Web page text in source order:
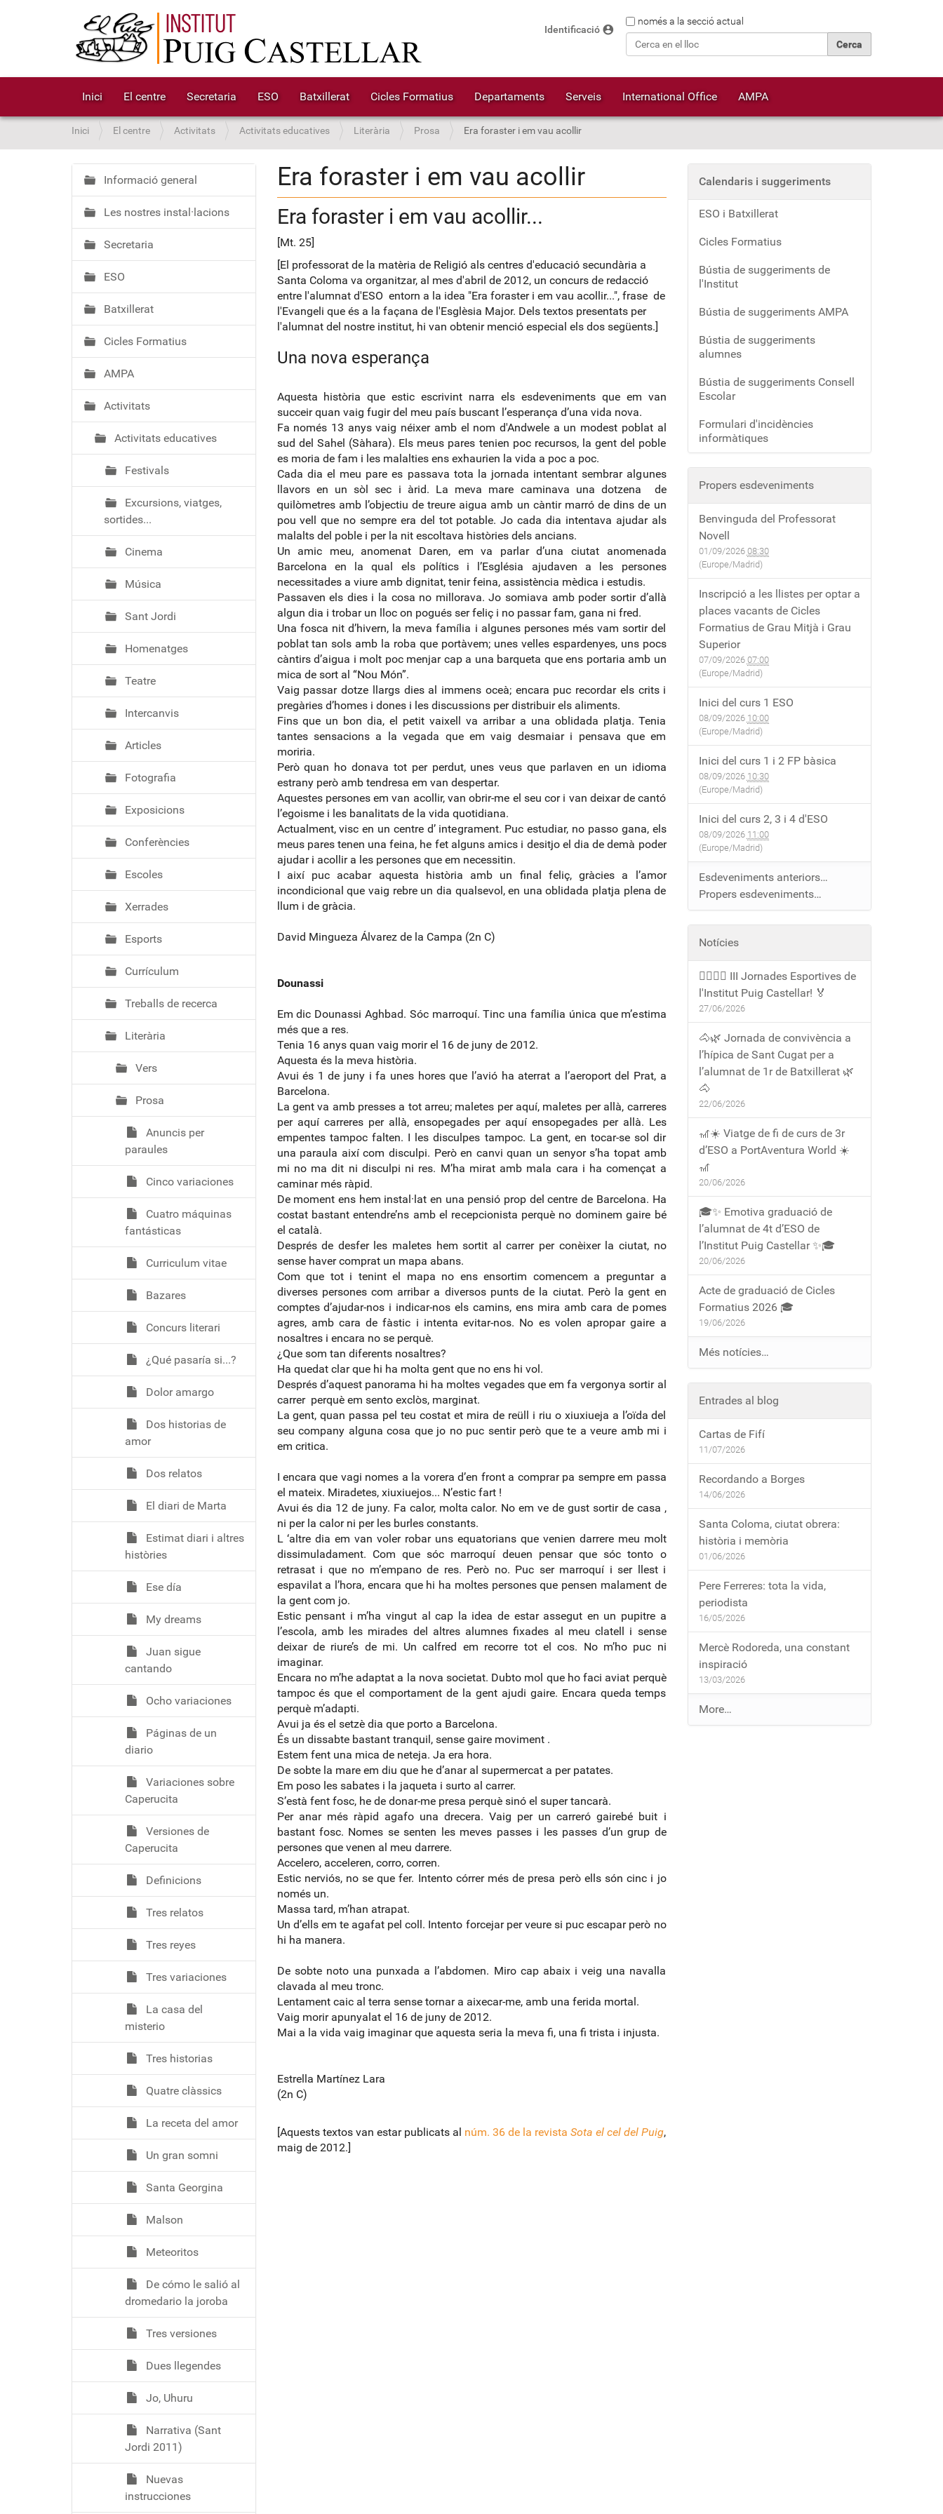
Cercanomés a la secció actual
Identificació account_circle
Inici El centre Secretaria ESO Batxillerat Cicles Formatius Departaments Serveis International Office AMPA
S
o
u
:
Inici El centre Activitats Activitats educatives Literària Prosa Era foraster i em vau acollir
Era foraster i em vau acollir
Era foraster i em vau acollir...
[Mt. 25]
[El professorat de la matèria de Religió als centres d'educació secundària a
Santa Coloma va organitzar, al mes d'abril de 2012, un concurs de redacció
entre l'alumnat d'ESO entorn a la idea "Era foraster i em vau acollir...", frase de
l'Evangeli que és a la façana de l'Esglèsia Major. Dels textos presentats per
l'alumnat del nostre institut, hi van obtenir menció especial els dos següents.]
Una nova esperança
Aquesta història que estic escrivint narra els esdeveniments que em van
succeir quan vaig fugir del meu país buscant l’esperança d’una vida nova.
Fa només 13 anys vaig néixer amb el nom d'Andwele a un modest poblat al
sud del Sahel (Sàhara). Els meus pares tenien poc recursos, la gent del poble
es moria de fam i les malalties ens exhaurien la vida a poc a poc.
Cada dia el meu pare es passava tota la jornada intentant sembrar algunes
llavors en un sòl sec i àrid. La meva mare caminava una dotzena de
quilòmetres amb l’objectiu de treure aigua amb un càntir marró de dins de un
pou vell que no sempre era del tot potable. Jo cada dia intentava ajudar als
malalts del poble i per la nit escoltava històries dels ancians.
Un amic meu, anomenat Daren, em va parlar d’una ciutat anomenada
Barcelona en la qual els polítics i l’Església ajudaven a les persones
necessitades a viure amb dignitat, tenir feina, assistència mèdica i estudis.
Passaven els dies i la cosa no millorava. Jo somiava amb poder sortir d’allà
algun dia i trobar un lloc on pogués ser feliç i no passar fam, gana ni fred.
Una fosca nit d’hivern, la meva família i algunes persones més vam sortir del
poblat tan sols amb la roba que portàvem; unes velles espardenyes, uns pocs
càntirs d’aigua i molt poc menjar cap a una barqueta que ens portaria amb un
mica de sort al “Nou Món”.
Vaig passar dotze llargs dies al immens oceà; encara puc recordar els crits i
pregàries d’homes i dones i les discussions per distribuir els aliments.
Fins que un bon dia, el petit vaixell va arribar a una oblidada platja. Tenia
tantes sensacions a la vegada que em vaig desmaiar i pensava que em
moriria.
Però quan ho donava tot per perdut, unes veus que parlaven en un idioma
estrany però amb tendresa em van despertar.
Aquestes persones em van acollir, van obrir-me el seu cor i van deixar de cantó
l’egoisme i les banalitats de la vida quotidiana.
Actualment, visc en un centre d’ integrament. Puc estudiar, no passo gana, els
meus pares tenen una feina, he fet alguns amics i desitjo el dia de demà poder
ajudar i acollir a les persones que em necessitin.
I així puc acabar aquesta història amb un final feliç, gràcies a l’amor
incondicional que vaig rebre un dia qualsevol, en una oblidada platja plena de
llum i de gràcia.
David Mingueza Álvarez de la Campa (2n C)
Dounassi
Em dic Dounassi Aghbad. Sóc marroquí. Tinc una família única que m’estima
més que a res.
Tenia 16 anys quan vaig morir el 16 de juny de 2012.
Aquesta és la meva història.
Avui és 1 de juny i fa unes hores que l’avió ha aterrat a l’aeroport del Prat, a
Barcelona.
La gent va amb presses a tot arreu; maletes per aquí, maletes per allà, carreres
per aquí carreres per allà, ensopegades per aquí ensopegades per allà. Les
empentes tampoc falten. I les disculpes tampoc. La gent, en tocar-se sol dir
una paraula així com disculpi. Però en canvi quan un senyor s’ha topat amb
mi no ma dit ni disculpi ni res. M’ha mirat amb mala cara i ha començat a
caminar més ràpid.
De moment ens hem instal·lat en una pensió prop del centre de Barcelona. Ha
costat bastant entendre’ns amb el recepcionista perquè no dominem gaire bé
el català.
Després de desfer les maletes hem sortit al carrer per conèixer la ciutat, no
sense haver comprat un mapa abans.
Com que tot i tenint el mapa no ens ensortim comencem a preguntar a
diverses persones com arribar a diversos punts de la ciutat. Però la gent en
comptes d’ajudar-nos i indicar-nos els camins, ens mira amb cara de pomes
agres, amb cara de fàstic i intenta evitar-nos. No es volen apropar gaire a
nosaltres i encara no se perquè.
¿Que som tan diferents nosaltres?
Ha quedat clar que hi ha molta gent que no ens hi vol.
Després d’aquest panorama hi ha moltes vegades que em fa vergonya sortir al
carrer perquè em sento exclòs, marginat.
La gent, quan passa pel teu costat et mira de reüll i riu o xiuxiueja a l’oïda del
seu company alguna cosa que jo no puc sentir però que te a veure amb mi i
em critica.
I encara que vagi nomes a la vorera d’en front a comprar pa sempre em passa
el mateix. Miradetes, xiuxiuejos... N’estic fart !
Avui és dia 12 de juny. Fa calor, molta calor. No em ve de gust sortir de casa ,
ni per la calor ni per les burles constants.
L ‘altre dia em van voler robar uns equatorians que venien darrere meu molt
dissimuladament. Com que sóc marroquí deuen pensar que sóc tonto o
retrasat i que no m’empano de res. Però no. Puc ser marroquí i ser llest i
espavilat a l’hora, encara que hi ha moltes persones que pensen malament de
la gent com jo.
Estic pensant i m’ha vingut al cap la idea de estar assegut en un pupitre a
l’escola, amb les mirades del altres alumnes fixades al meu clatell i sense
deixar de riure’s de mi. Un calfred em recorre tot el cos. No m’ho puc ni
imaginar.
Encara no m’he adaptat a la nova societat. Dubto mol que ho faci aviat perquè
tampoc és que el comportament de la gent ajudi gaire. Encara queda temps
perquè m’adapti.
Avui ja és el setzè dia que porto a Barcelona.
És un dissabte bastant tranquil, sense gaire moviment .
Estem fent una mica de neteja. Ja era hora.
De sobte la mare em diu que he d’anar al supermercat a per patates.
Em poso les sabates i la jaqueta i surto al carrer.
S’està fent fosc, he de donar-me presa perquè sinó el super tancarà.
Per anar més ràpid agafo una drecera. Vaig per un carreró gairebé buit i
bastant fosc. Nomes se senten les meves passes i les passes d’un grup de
persones que venen al meu darrere.
Accelero, acceleren, corro, corren.
Estic nerviós, no se que fer. Intento córrer més de presa però ells són cinc i jo
només un.
Massa tard, m’han atrapat.
Un d’ells em te agafat pel coll. Intento forcejar per veure si puc escapar però no
hi ha manera.
De sobte noto una punxada a l’abdomen. Miro cap abaix i veig una navalla
clavada al meu tronc.
Lentament caic al terra sense tornar a aixecar-me, amb una ferida mortal.
Vaig morir apunyalat el 16 de juny de 2012.
Mai a la vida vaig imaginar que aquesta seria la meva fi, una fi trista i injusta.
Estrella Martínez Lara
(2n C)
[Aquests textos van estar publicats al núm. 36 de la revista Sota el cel del Puig,
maig de 2012.]
N
a
v
e
g
a
c
ó
Informació general
Les nostres instal·lacions
Secretaria
ESO
Batxillerat
Cicles Formatius
AMPA
Activitats
Activitats educatives
Festivals
Excursions, viatges,
sortides...
Cinema
Música
Sant Jordi
Homenatges
Teatre
Intercanvis
Articles
Fotografia
Exposicions
Conferències
Escoles
Xerrades
Esports
Currículum
Treballs de recerca
Literària
Vers
Prosa
Anuncis per
paraules
Cinco variaciones
Cuatro máquinas
fantásticas
Curriculum vitae
Bazares
Concurs literari
¿Qué pasaría si...?
Dolor amargo
Dos historias de
amor
Dos relatos
El diari de Marta
Estimat diari i altres
històries
Ese día
My dreams
Juan sigue
cantando
Ocho variaciones
Páginas de un
diario
Variaciones sobre
Caperucita
Versiones de
Caperucita
Definicions
Tres relatos
Tres reyes
Tres variaciones
La casa del
misterio
Tres historias
Quatre clàssics
La receta del amor
Un gran somni
Santa Georgina
Malson
Meteoritos
De cómo le salió al
dromedario la joroba
Tres versiones
Dues llegendes
Jo, Uhuru
Narrativa (Sant
Jordi 2011)
Nuevas
instrucciones
Calendaris i suggeriments
ESO i Batxillerat
Cicles Formatius
Bústia de suggeriments de
l'Institut
Bústia de suggeriments AMPA
Bústia de suggeriments
alumnes
Bústia de suggeriments Consell
Escolar
Formulari d'incidències
informàtiques
Propers esdeveniments
Benvinguda del Professorat
Novell
01/09/2026 08:30
(Europe/Madrid)
Inscripció a les llistes per optar a
places vacants de Cicles
Formatius de Grau Mitjà i Grau
Superior
07/09/2026 07:00
(Europe/Madrid)
Inici del curs 1 ESO
08/09/2026 10:00
(Europe/Madrid)
Inici del curs 1 i 2 FP bàsica
08/09/2026 10:30
(Europe/Madrid)
Inici del curs 2, 3 i 4 d'ESO
08/09/2026 11:00
(Europe/Madrid)
Esdeveniments anteriors…
Propers esdeveniments…
Notícies
🏃‍♀️🏃‍♂️ III Jornades Esportives de
l'Institut Puig Castellar! 🏅
27/06/2026
🐴🌿 Jornada de convivència a
l’hípica de Sant Cugat per a
l’alumnat de 1r de Batxillerat 🌿
🐴
22/06/2026
🎢☀️ Viatge de fi de curs de 3r
d’ESO a PortAventura World ☀️
🎢
20/06/2026
🎓✨ Emotiva graduació de
l’alumnat de 4t d’ESO de
l’Institut Puig Castellar ✨🎓
20/06/2026
Acte de graduació de Cicles
Formatius 2026 🎓
19/06/2026
Més notícies…
Entrades al blog
Cartas de Fifí
11/07/2026
Recordando a Borges
14/06/2026
Santa Coloma, ciutat obrera:
història i memòria
01/06/2026
Pere Ferreres: tota la vida,
periodista
16/05/2026
Mercè Rodoreda, una constant
inspiració
13/03/2026
E
n
More…